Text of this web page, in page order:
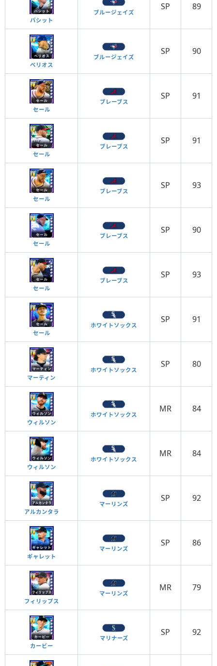
バシット
ブルージェイズ
SP 89
ベリオス
ブルージェイズ
SP 90
セール
ブレーブス
SP 91
セール
ブレーブス
SP 91
セール
ブレーブス
SP 93
セール
ブレーブス
SP 90
セール
ブレーブス
SP 93
セール
ホワイトソックス
SP 91
マーティン
ホワイトソックス
SP 80
ウィルソン
ホワイトソックス
MR 84
ウィルソン
ホワイトソックス
MR 84
アルカンタラ
マーリンズ
SP 92
ギャレット
マーリンズ
SP 86
フィリップス
マーリンズ
MR 79
カービー
マリナーズ
SP 92